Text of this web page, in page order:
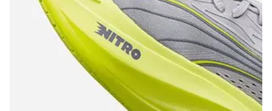
Hauteur de la semelle : 46mm / 38mm
Niveau d'amorti : Max.
Dénivelé talon-bout : 8 mm
Pronation : Surpronation
Poids : 275 g (UK8)